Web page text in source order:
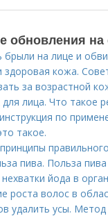
обновления на
брыли на лице и
здоровая кожа.
за возрастной
лица. Что такое
по
такое.
пива. Польза
йода в
роста волос в
удалить усы.